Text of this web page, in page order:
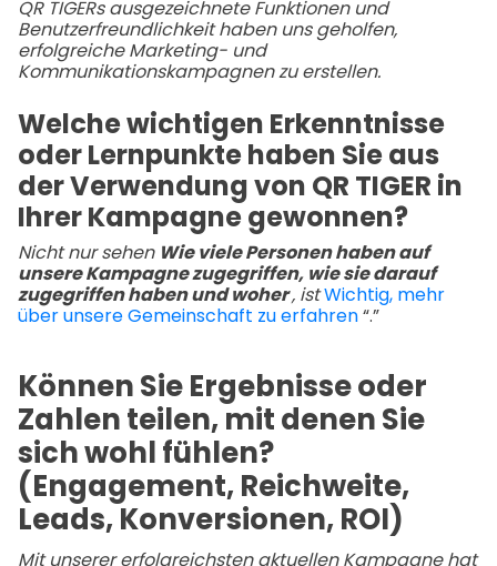
QR TIGERs ausgezeichnete Funktionen und
Benutzerfreundlichkeit haben uns geholfen,
erfolgreiche Marketing- und
Kommunikationskampagnen zu erstellen.
Welche wichtigen Erkenntnisse
oder Lernpunkte haben Sie aus
der Verwendung von QR TIGER in
Ihrer Kampagne gewonnen?
Nicht nur sehen Wie viele Personen haben auf
unsere Kampagne zugegriffen, wie sie darauf
zugegriffen haben und woher, istWichtig, mehr
über unsere Gemeinschaft zu erfahren“.”
Können Sie Ergebnisse oder
Zahlen teilen, mit denen Sie
sich wohl fühlen?
(Engagement, Reichweite,
Leads, Konversionen, ROI)
Mit unserer erfolgreichsten aktuellen Kampagne hat